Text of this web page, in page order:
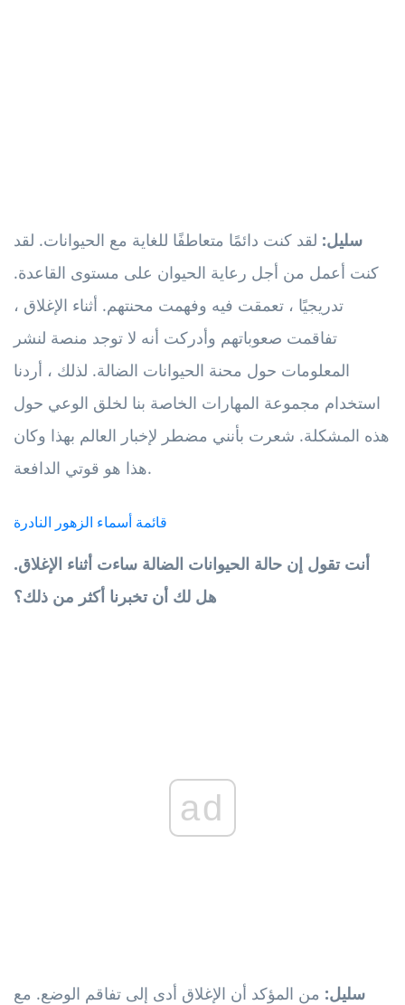
سليل: لقد كنت دائمًا متعاطفًا للغاية مع الحيوانات. لقد
كنت أعمل من أجل رعاية الحيوان على مستوى القاعدة.
تدريجيًا ، تعمقت فيه وفهمت محنتهم. أثناء الإغلاق ،
تفاقمت صعوباتهم وأدركت أنه لا توجد منصة لنشر
المعلومات حول محنة الحيوانات الضالة. لذلك ، أردنا
استخدام مجموعة المهارات الخاصة بنا لخلق الوعي حول
هذه المشكلة. شعرت بأنني مضطر لإخبار العالم بهذا وكان
هذا هو قوتي الدافعة.
قائمة أسماء الزهور النادرة
أنت تقول إن حالة الحيوانات الضالة ساءت أثناء الإغلاق.
هل لك أن تخبرنا أكثر من ذلك؟
ad
سليل: من المؤكد أن الإغلاق أدى إلى تفاقم الوضع. مع